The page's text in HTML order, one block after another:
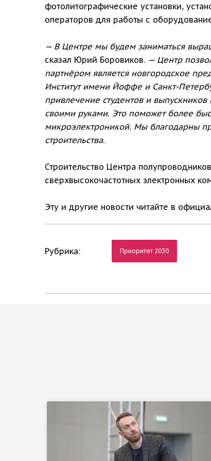
фотолитографические установки,
операторов для работы с
— В Центре мы будем заниматься
сказал Юрий Боровиков. — Центр
партнёром является новгородское
Институт имени Йоффе и Санкт-
привлечение студентов и
своими руками. Это поможет более
микроэлектроникой. Мы благодарны
строительства.
Строительство Центра
сверхвысокочастотных электронных
Эту и другие новости читайте в
Рубрика: Приоритет 2030